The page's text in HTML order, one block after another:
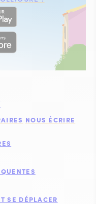
NOUS ÉCRIRE
SE DÉPLACER